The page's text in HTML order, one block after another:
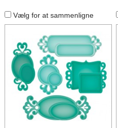
Vælg for at sammenligne